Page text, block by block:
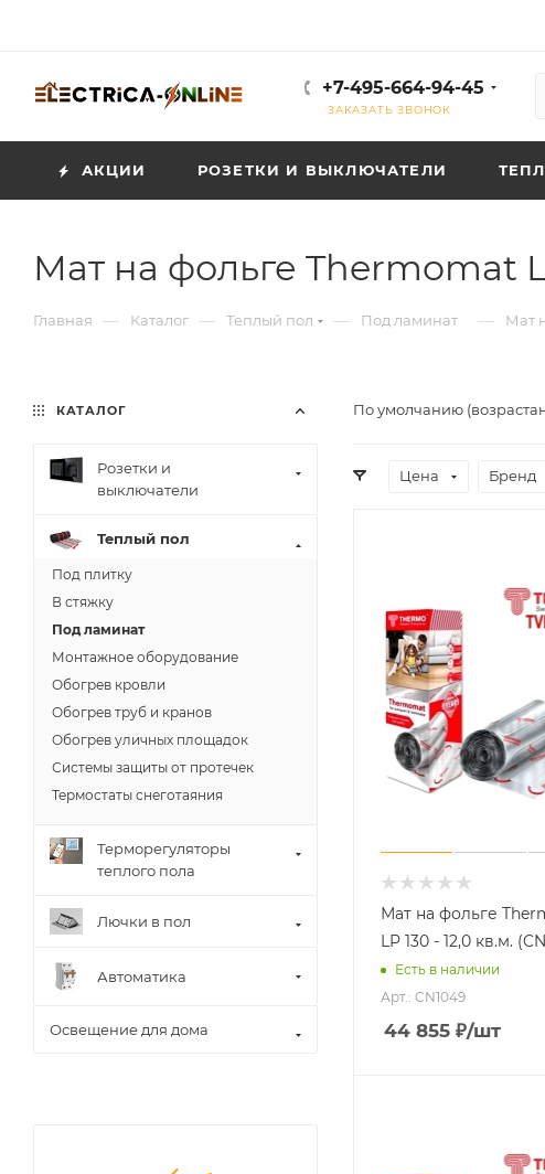
+7-495-664-94-45
ЗАКАЗАТЬ ЗВОНОК
АКЦИИ РОЗЕТКИ И ВЫКЛЮЧАТЕЛИ
Мат на фольге Thermomat
Главная — Каталог — Теплый пол — Под ламинат — Мат
По умолчанию
Цена Бренд
Мат на фольге
LP 130 - 12,0 кв.м.
Есть в наличии
Арт.: CN1049
44 855 ₽/шт
КАТАЛОГ
Розетки и
выключатели
Теплый пол
Под плитку
В стяжку
Под ламинат
Монтажное оборудование
Обогрев кровли
Обогрев труб и кранов
Обогрев уличных площадок
Системы защиты от протечек
Термостаты снеготаяния
Терморегуляторы
теплого пола
Лючки в пол
Автоматика
Освещение для дома